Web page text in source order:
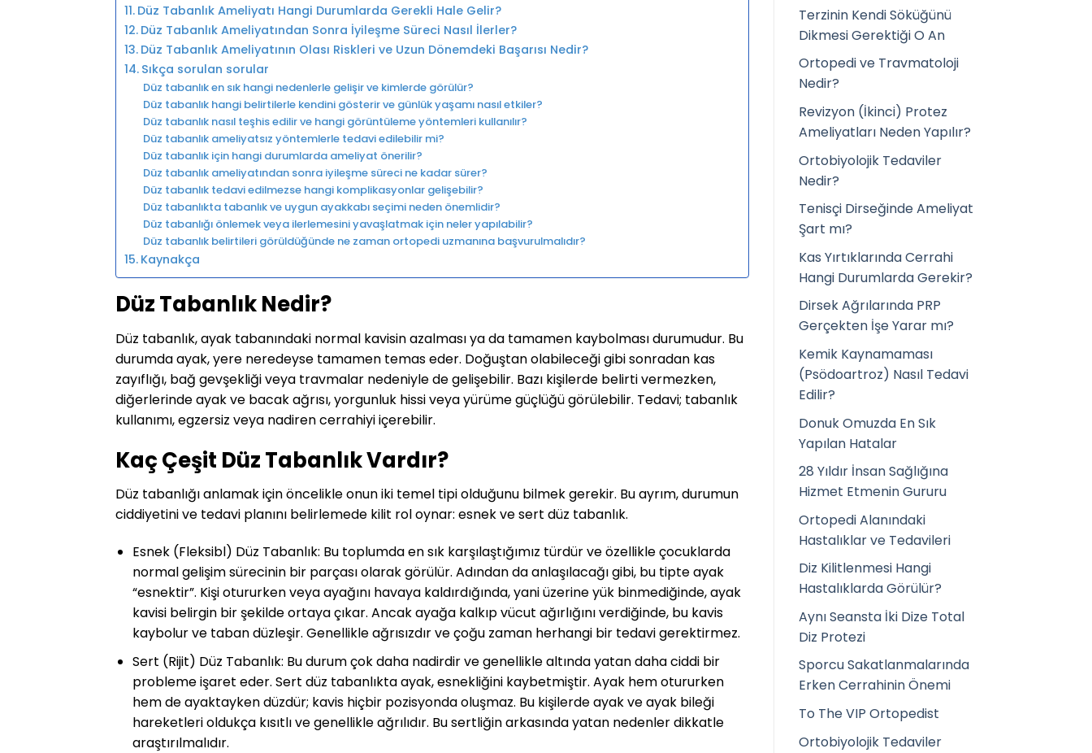
Düz Tabanlık Ameliyatı Hangi Durumlarda Gerekli Hale Gelir?
Düz Tabanlık Ameliyatından Sonra İyileşme Süreci Nasıl İlerler?
Düz Tabanlık Ameliyatının Olası Riskleri ve Uzun Dönemdeki Başarısı Nedir?
Sıkça sorulan sorular
Düz tabanlık en sık hangi nedenlerle gelişir ve kimlerde görülür?
Düz tabanlık hangi belirtilerle kendini gösterir ve günlük yaşamı nasıl etkiler?
Düz tabanlık nasıl teşhis edilir ve hangi görüntüleme yöntemleri kullanılır?
Düz tabanlık ameliyatsız yöntemlerle tedavi edilebilir mi?
Düz tabanlık için hangi durumlarda ameliyat önerilir?
Düz tabanlık ameliyatından sonra iyileşme süreci ne kadar sürer?
Düz tabanlık tedavi edilmezse hangi komplikasyonlar gelişebilir?
Düz tabanlıkta tabanlık ve uygun ayakkabı seçimi neden önemlidir?
Düz tabanlığı önlemek veya ilerlemesini yavaşlatmak için neler yapılabilir?
Düz tabanlık belirtileri görüldüğünde ne zaman ortopedi uzmanına başvurulmalıdır?
Kaynakça
Düz Tabanlık Nedir?
Düz tabanlık, ayak tabanındaki normal kavisin azalması ya da tamamen kaybolması durumudur. Bu
durumda ayak, yere neredeyse tamamen temas eder. Doğuştan olabileceği gibi sonradan kas
zayıflığı, bağ gevşekliği veya travmalar nedeniyle de gelişebilir. Bazı kişilerde belirti vermezken,
diğerlerinde ayak ve bacak ağrısı, yorgunluk hissi veya yürüme güçlüğü görülebilir. Tedavi; tabanlık
kullanımı, egzersiz veya nadiren cerrahiyi içerebilir.
Kaç Çeşit Düz Tabanlık Vardır?
Düz tabanlığı anlamak için öncelikle onun iki temel tipi olduğunu bilmek gerekir. Bu ayrım, durumun
ciddiyetini ve tedavi planını belirlemede kilit rol oynar: esnek ve sert düz tabanlık.
Esnek (Fleksibl) Düz Tabanlık: Bu toplumda en sık karşılaştığımız türdür ve özellikle çocuklarda
normal gelişim sürecinin bir parçası olarak görülür. Adından da anlaşılacağı gibi, bu tipte ayak
“esnektir”. Kişi otururken veya ayağını havaya kaldırdığında, yani üzerine yük binmediğinde, ayak
kavisi belirgin bir şekilde ortaya çıkar. Ancak ayağa kalkıp vücut ağırlığını verdiğinde, bu kavis
kaybolur ve taban düzleşir. Genellikle ağrısızdır ve çoğu zaman herhangi bir tedavi gerektirmez.
Sert (Rijit) Düz Tabanlık: Bu durum çok daha nadirdir ve genellikle altında yatan daha ciddi bir
probleme işaret eder. Sert düz tabanlıkta ayak, esnekliğini kaybetmiştir. Ayak hem otururken
hem de ayaktayken düzdür; kavis hiçbir pozisyonda oluşmaz. Bu kişilerde ayak ve ayak bileği
hareketleri oldukça kısıtlı ve genellikle ağrılıdır. Bu sertliğin arkasında yatan nedenler dikkatle
araştırılmalıdır.
Terzinin Kendi Söküğünü
Dikmesi Gerektiği O An
Ortopedi ve Travmatoloji
Nedir?
Revizyon (İkinci) Protez
Ameliyatları Neden Yapılır?
Ortobiyolojik Tedaviler
Nedir?
Tenisçi Dirseğinde Ameliyat
Şart mı?
Kas Yırtıklarında Cerrahi
Hangi Durumlarda Gerekir?
Dirsek Ağrılarında PRP
Gerçekten İşe Yarar mı?
Kemik Kaynamaması
(Psödoartroz) Nasıl Tedavi
Edilir?
Donuk Omuzda En Sık
Yapılan Hatalar
28 Yıldır İnsan Sağlığına
Hizmet Etmenin Gururu
Ortopedi Alanındaki
Hastalıklar ve Tedavileri
Diz Kilitlenmesi Hangi
Hastalıklarda Görülür?
Aynı Seansta İki Dize Total
Diz Protezi
Sporcu Sakatlanmalarında
Erken Cerrahinin Önemi
To The VIP Ortopedist
Ortobiyolojik Tedaviler